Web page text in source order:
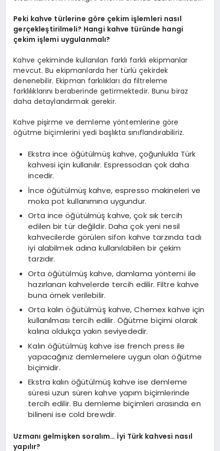
Peki kahve türlerine göre çekim işlemleri nasıl
gerçekleştirilmeli? Hangi kahve türünde hangi
çekim işlemi uygulanmalı?
Kahve çekiminde kullanılan farklı farklı ekipmanlar
mevcut. Bu ekipmanlarda her türlü çekirdek
denenebilir. Ekipman farkılıkları da filtreleme
farklılıklarını beraberinde getirmektedir. Bunu biraz
daha detaylandırmak gerekir.
Kahve pişirme ve demleme yöntemlerine göre
öğütme biçimlerini yedi başlıkta sınıflandırabiliriz.
Ekstra ince öğütülmüş kahve, çoğunlukla Türk
kahvesi için kullanılır. Espressodan çok daha
incedir.
İnce öğütülmüş kahve, espresso makineleri ve
moka pot kullanımına uygundur.
Orta ince öğütülmüş kahve, çok sık tercih
edilen bir tür değildir. Daha çok yeni nesil
kahvecilerde görülen sifon kahve tarzında tadı
iyi alabilmek adına kullanılabilen bir çekim
tarzıdır.
Orta öğütülmüş kahve, damlama yöntemi ile
hazırlanan kahvelerde tercih edilir. Filtre kahve
buna örnek verilebilir.
Orta kalın öğütülmüş kahve, Chemex kahve için
kullanılması tercih edilir. Öğütme biçimi olarak
kalına oldukça yakın seviyededir.
Kalın öğütülmüş kahve ise french press ile
yapacağınız demlemelere uygun olan öğütme
biçimidir.
Ekstra kalın öğütülmüş kahve ise demleme
süresi uzun süren kahve yapım biçimlerinde
tercih edilir. Bu demleme biçimleri arasında en
bilineni ise cold brewdir.
Uzmanı gelmişken soralım… İyi Türk kahvesi nasıl
yapılır?